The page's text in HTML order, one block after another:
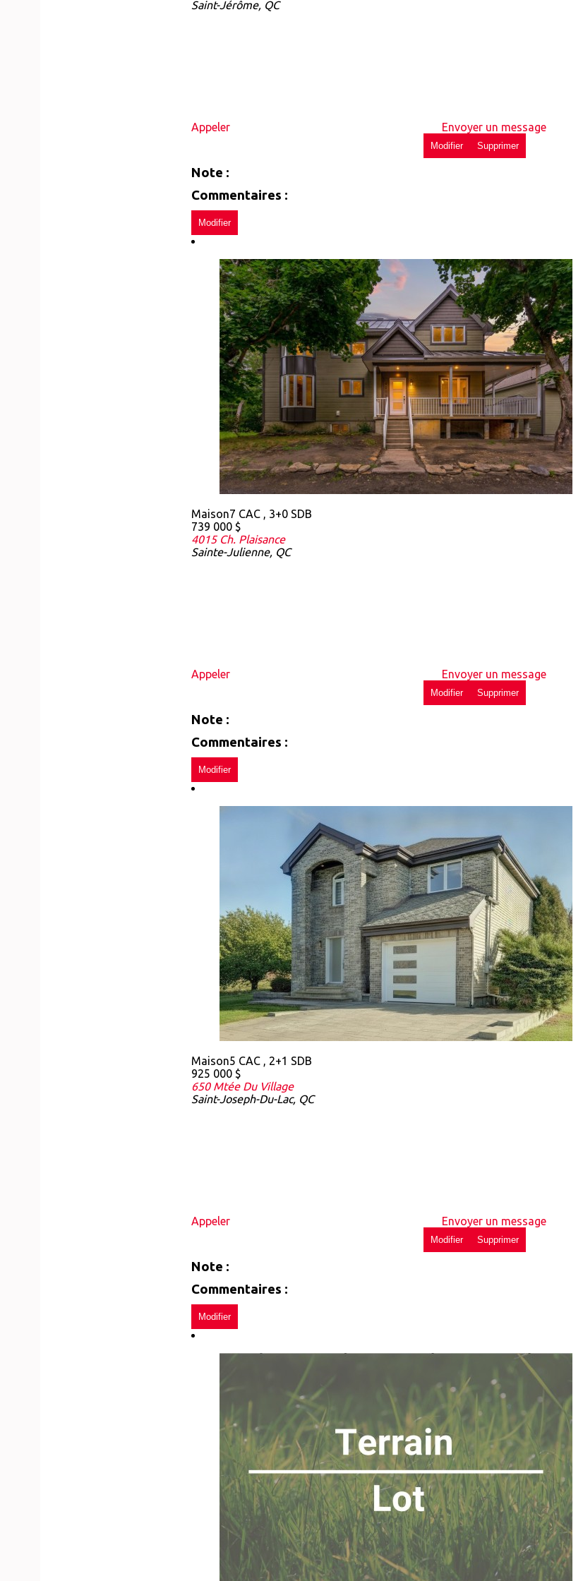
Saint-Jérôme, QC
Appeler Envoyer un message
Note :
Commentaires :
Maison7 CAC , 3+0 SDB
739 000 $
4015 Ch. Plaisance
Sainte-Julienne, QC
Appeler Envoyer un message
Note :
Commentaires :
Maison5 CAC , 2+1 SDB
925 000 $
650 Mtée Du Village
Saint-Joseph-Du-Lac, QC
Appeler Envoyer un message
Note :
Commentaires :